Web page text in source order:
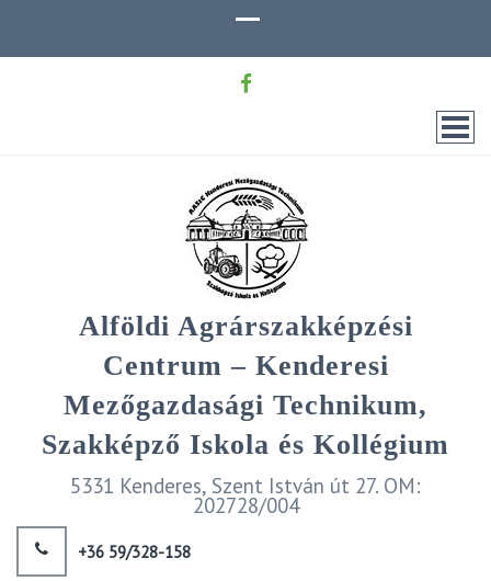
Alföldi Agrárszakképzési
Centrum – Kenderesi
Mezőgazdasági Technikum,
Szakképző Iskola és Kollégium
5331 Kenderes, Szent István út 27. OM:
202728/004
+36 59/328-158